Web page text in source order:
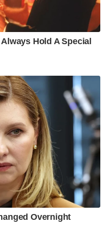
Hold A Special
Overnight